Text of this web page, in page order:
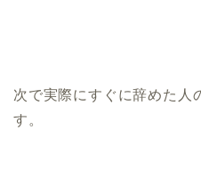
次で実際にすぐに辞めた人
す。